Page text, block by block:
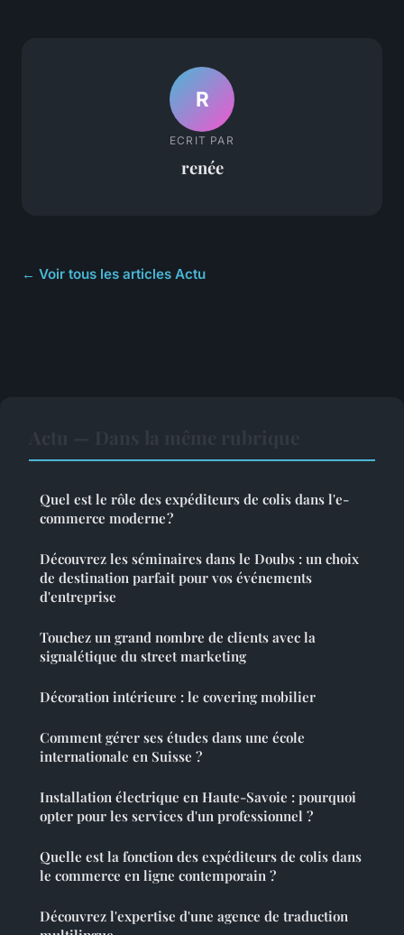
R
ECRIT PAR
renée
← Voir tous les articles Actu
Quel est le rôle des expéditeurs de colis dans l'e-
commerce moderne ?
Découvrez les séminaires dans le Doubs : un choix
de destination parfait pour vos événements
d'entreprise
Touchez un grand nombre de clients avec la
signalétique du street marketing
Décoration intérieure : le covering mobilier
Comment gérer ses études dans une école
internationale en Suisse ?
Installation électrique en Haute-Savoie : pourquoi
opter pour les services d'un professionnel ?
Quelle est la fonction des expéditeurs de colis dans
le commerce en ligne contemporain ?
Découvrez l'expertise d'une agence de traduction